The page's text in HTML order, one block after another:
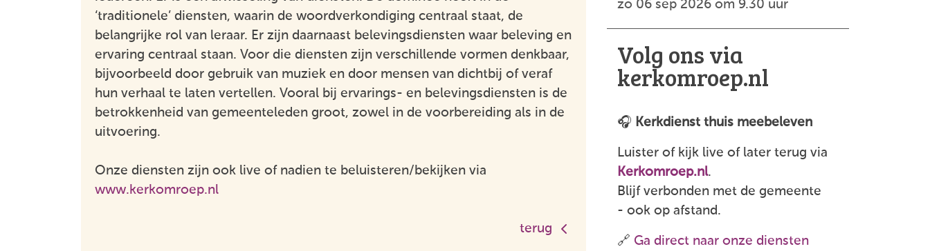
‘traditionele’ diensten, waarin de woordverkondiging centraal staat, de
belangrijke rol van leraar. Er zijn daarnaast belevingsdiensten waar beleving en
ervaring centraal staan. Voor die diensten zijn verschillende vormen denkbaar,
bijvoorbeeld door gebruik van muziek en door mensen van dichtbij of veraf
hun verhaal te laten vertellen. Vooral bij ervarings- en belevingsdiensten is de
betrokkenheid van gemeenteleden groot, zowel in de voorbereiding als in de
uitvoering.
Onze diensten zijn ook live of nadien te beluisteren/bekijken via
www.kerkomroep.nl
terug
zo 06 sep 2026 om 9.30 uur
Volg ons via
kerkomroep.nl
🎧 Kerkdienst thuis meebeleven
Luister of kijk live of later terug via
Kerkomroep.nl.
Blijf verbonden met de gemeente
- ook op afstand.
🔗 Ga direct naar onze diensten